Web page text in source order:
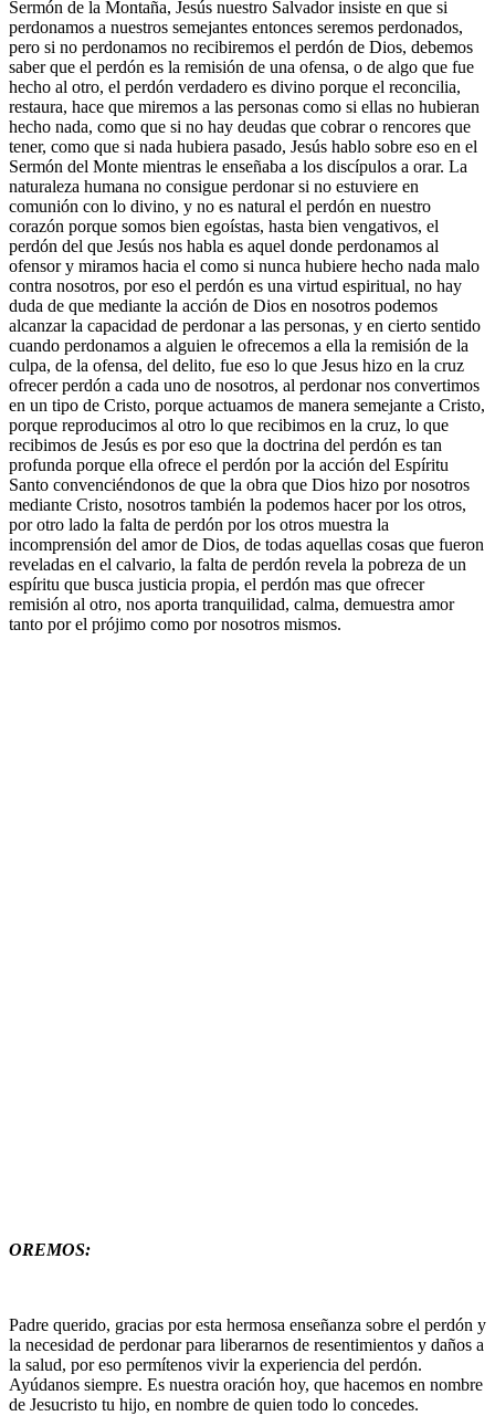
Sermón de la Montaña, Jesús nuestro Salvador insiste en que si
perdonamos a nuestros semejantes entonces seremos perdonados,
pero si no perdonamos no recibiremos el perdón de Dios, debemos
saber que el perdón es la remisión de una ofensa, o de algo que fue
hecho al otro, el perdón verdadero es divino porque el reconcilia,
restaura, hace que miremos a las personas como si ellas no hubieran
hecho nada, como que si no hay deudas que cobrar o rencores que
tener, como que si nada hubiera pasado, Jesús hablo sobre eso en el
Sermón del Monte mientras le enseñaba a los discípulos a orar. La
naturaleza humana no consigue perdonar si no estuviere en
comunión con lo divino, y no es natural el perdón en nuestro
corazón porque somos bien egoístas, hasta bien vengativos, el
perdón del que Jesús nos habla es aquel donde perdonamos al
ofensor y miramos hacia el como si nunca hubiere hecho nada malo
contra nosotros, por eso el perdón es una virtud espiritual, no hay
duda de que mediante la acción de Dios en nosotros podemos
alcanzar la capacidad de perdonar a las personas, y en cierto sentido
cuando perdonamos a alguien le ofrecemos a ella la remisión de la
culpa, de la ofensa, del delito, fue eso lo que Jesus hizo en la cruz
ofrecer perdón a cada uno de nosotros, al perdonar nos convertimos
en un tipo de Cristo, porque actuamos de manera semejante a Cristo,
porque reproducimos al otro lo que recibimos en la cruz, lo que
recibimos de Jesús es por eso que la doctrina del perdón es tan
profunda porque ella ofrece el perdón por la acción del Espíritu
Santo convenciéndonos de que la obra que Dios hizo por nosotros
mediante Cristo, nosotros también la podemos hacer por los otros,
por otro lado la falta de perdón por los otros muestra la
incomprensión del amor de Dios, de todas aquellas cosas que fueron
reveladas en el calvario, la falta de perdón revela la pobreza de un
espíritu que busca justicia propia, el perdón mas que ofrecer
remisión al otro, nos aporta tranquilidad, calma, demuestra amor
tanto por el prójimo como por nosotros mismos.
OREMOS:
Padre querido, gracias por esta hermosa enseñanza sobre el perdón y
la necesidad de perdonar para liberarnos de resentimientos y daños a
la salud, por eso permítenos vivir la experiencia del perdón.
Ayúdanos siempre. Es nuestra oración hoy, que hacemos en nombre
de Jesucristo tu hijo, en nombre de quien todo lo concedes.